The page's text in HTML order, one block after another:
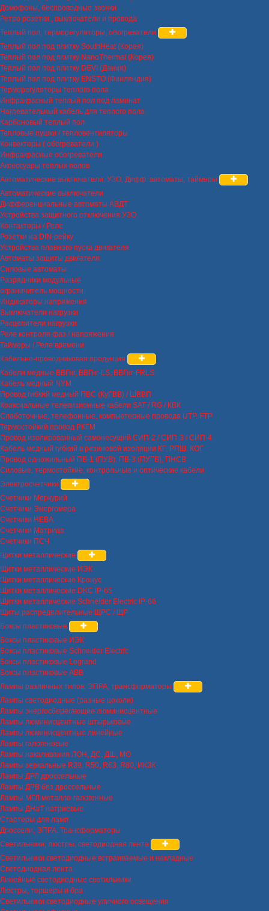
Домофоны, беспроводные звонки
Ретро розетки , выключатели и провода
Теплый пол, терморегуляторы, обогреватели
Теплый пол под плитку SouthHeat (Корея)
Теплый пол под плитку NanoThermal (Корея)
Теплый пол под плитку DEVI (Дания)
Теплый пол под плитку ENSTO (Финляндия)
Терморегуляторы теплого пола
Инфракрасный теплый пол под ламинат
Нагревательный кабель для теплого пола
Карбоновый теплый пол
Тепловые пушки / тепловентиляторы
Конвекторы ( обогреватели )
Инфракрасные обогреватели
Аксессуары теплых полов
Автоматические выключатели, УЗО, Дифф. автоматы, таймеры
Автоматические выключатели
Дифференциальные автоматы АВДТ
Устройства защитного отключения УЗО
Контакторы / Реле
Розетки на DIN-рейку
Устройства плавного пуска двигателя
Автоматы защиты двигателя
Силовые автоматы
Разрядники модульные
ограничитель мощности
Индикаторы напряжения
Выключатели нагрузки
Расцепители нагрузки
Реле контроля фаз / напряжения
Таймеры / Реле времени
Кабельно-проводниковая продукция
Кабели медные ВВГнг, ВВГнг-LS, ВВГнг-FRLS
Кабель медный NYM
Провод гибкий медный ПВС (КуГВВ) / ШВВП
Коаксиальные телевизионные кабели SAT / RG / КВК
Слаботочные, телефонные, компьютерные провода UTP, FTP
Термостойкий провод РКГМ
Провод изолированный самонесущий СИП-2 / СИП-3 / СИП-4
Кабель медный гибкий в резиновой изоляции КГ, РПШ, КОГ
Провод одножильный ПВ-1 (ПУВ), ПВ-3 (ПУГВ), ПНСВ
Силовые, термостойкие, контрольные и оптические кабели
Электросчетчики
Счетчики Меркурий
Счетчики Энергомера
Счетчики НЕВА
Счетчики Матрица
Счетчики ПСЧ
Щитки металлические
Щитки металлические ИЭК
Щитки металлические Кронус
Щитки металлические DKC IP-65
Щитки металлические Schneider Electric IP-66
Щиты распределительные ЩРС / ЩР
Боксы пластиковые
Боксы пластиковые ИЭК
Боксы пластиковые Schneider Electric
Боксы пластиковые Legrand
Боксы пластиковые ABB
Лампы различных типов, ЭПРА, трансформаторы
Лампы светодиодные (разные цоколи)
Лампы энергосберегающие люминисцентные
Лампы люминисцентные штырьковые
Лампы люминисцентные линейные
Лампы галогеновые
Лампы накаливания ЛОН, ДС, ДШ, МО
Лампы зеркальные R39, R50, R63, R80, ИКЗК
Лампы ДРЛ дроссельные
Лампы ДРВ без дроссельные
Лампы МГЛ металло-галогенные
Лампы ДНаТ натриевые
Стартеры для ламп
Дроссели, ЭПРА, Трансформаторы
Светильники, люстры, светодиодная лента
Светильники светодиодные встраиваемые и накладные
Светодиодная лента
Линейные светодиодные светильники
Люстры, торшеры и бра
Светильники светодиодные уличного освещения